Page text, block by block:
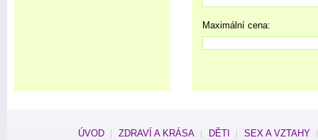
Maximální cena:
ÚVOD ZDRAVÍ A KRÁSA DĚTI SEX A VZTAHY